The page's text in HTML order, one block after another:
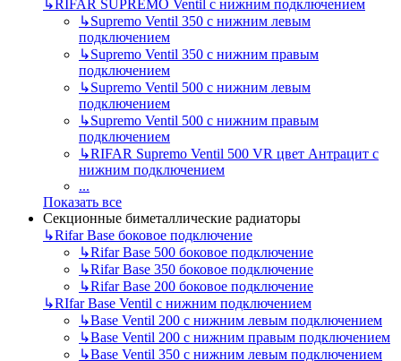
↳RIFAR SUPREMO Ventil с нижним подключением
↳Supremo Ventil 350 с нижним левым
подключением
↳Supremo Ventil 350 с нижним правым
подключением
↳Supremo Ventil 500 с нижним левым
подключением
↳Supremo Ventil 500 с нижним правым
подключением
↳RIFAR Supremo Ventil 500 VR цвет Антрацит с
нижним подключением
...
Показать все
Секционные биметаллические радиаторы
↳Rifar Base боковое подключение
↳Rifar Base 500 боковое подключение
↳Rifar Base 350 боковое подключение
↳Rifar Base 200 боковое подключение
↳RIfar Base Ventil с нижним подключением
↳Base Ventil 200 с нижним левым подключением
↳Base Ventil 200 с нижним правым подключением
↳Base Ventil 350 с нижним левым подключением